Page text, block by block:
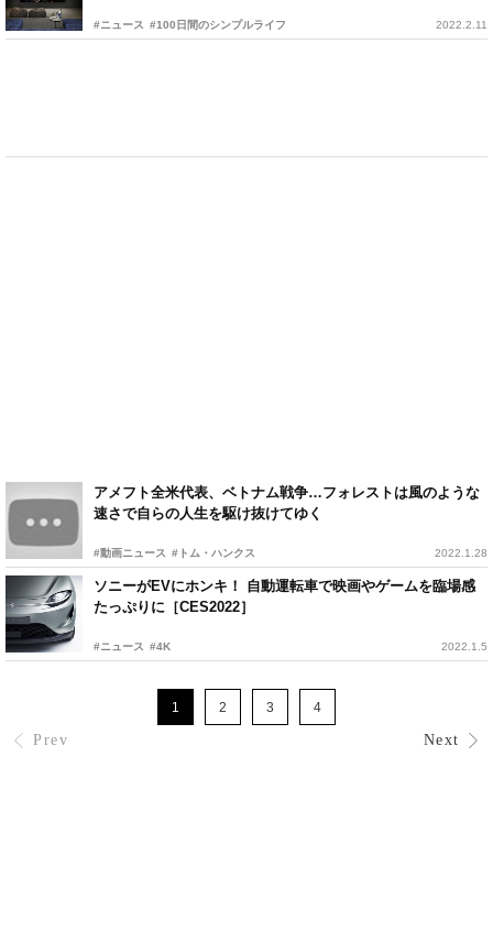
#ニュース #100日間のシンプルライフ 2022.2.11
アメフト全米代表、ベトナム戦争…フォレストは風のような
速さで自らの人生を駆け抜けてゆく
#動画ニュース #トム・ハンクス 2022.1.28
ソニーがEVにホンキ！ 自動運転車で映画やゲームを臨場感
たっぷりに［CES2022］
#ニュース #4K 2022.1.5
Prev
1 2 3 4
Next